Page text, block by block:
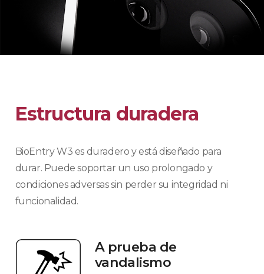
Estructura duradera​
BioEntry W3 es duradero y está diseñado para
durar. Puede soportar un uso prolongado y
condiciones adversas sin perder su integridad ni
funcionalidad.​
A prueba de
vandalismo​